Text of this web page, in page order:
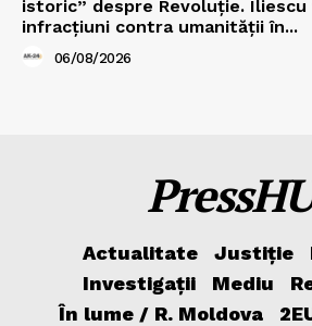
istoric” despre Revoluție.
infracțiuni contra umanității în...
06/08/2026
Actualitate Justiție
Investigații
Mediu
În lume / R. Moldova